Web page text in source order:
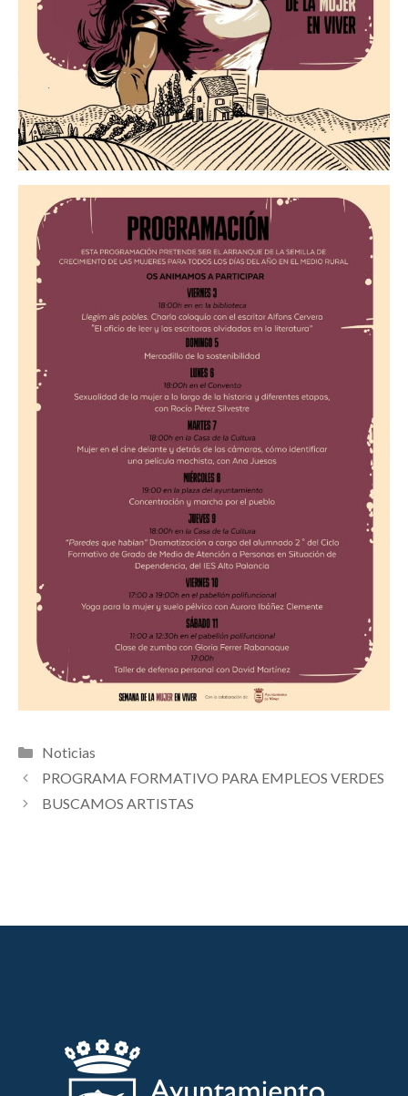
Categorías
Noticias
PROGRAMA FORMATIVO PARA EMPLEOS VERDES
BUSCAMOS ARTISTAS